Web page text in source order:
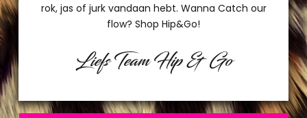
rok, jas of jurk vandaan hebt. Wanna Catch our
flow? Shop Hip&Go!
Liefs Team Hip & Go